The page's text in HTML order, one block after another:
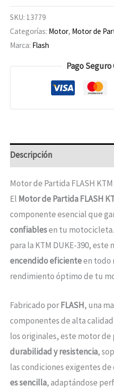
SKU: 13779
Categorías: Motor, Motor de
Marca: Flash
Pago
Descripción
Motor de Partida FLASH
El Motor de Partida FLASH
componente esencial que
confiablesen tu
para la KTM DUKE-390, este
encendido eficienteen todo
rendimiento óptimo de tu
Fabricado porFLASH, una
componentes de alta
los originales, este motor
durabilidad y resistencia,
las condiciones exigentes de
es sencilla, adaptándose